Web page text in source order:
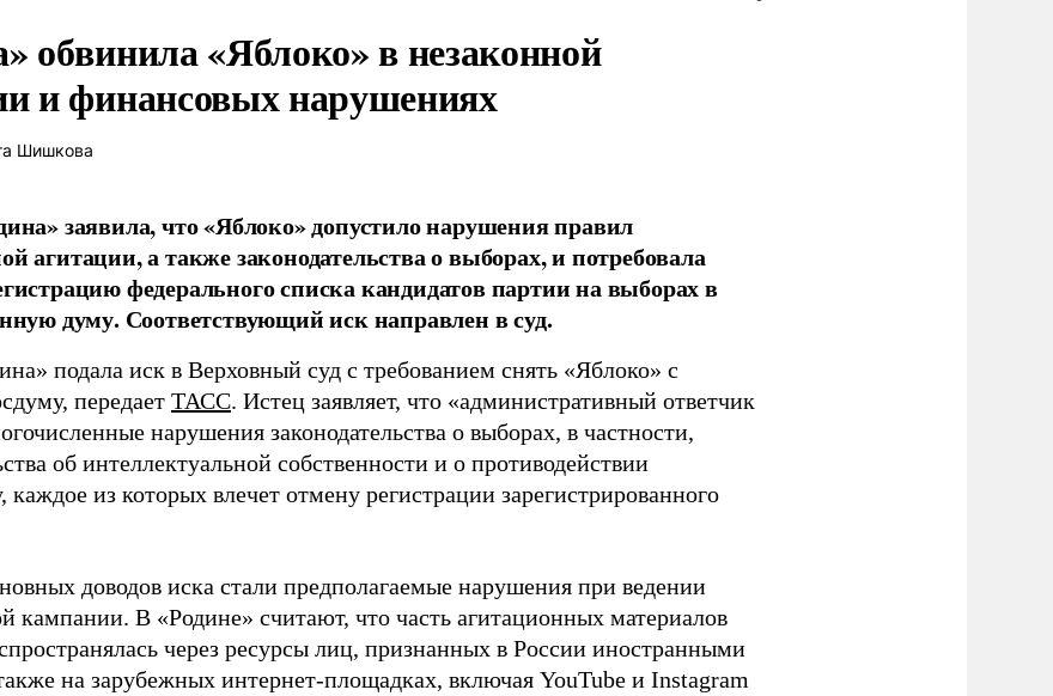
обвинила «Яблоко» в незаконной
и финансовых нарушениях
Шишкова
заявила, что «Яблоко» допустило нарушения правил
агитации, а также законодательства о выборах, и потребовала
федерального списка кандидатов партии на выборах в
думу. Соответствующий иск направлен в суд.
подала иск в Верховный суд с требованием снять «Яблоко» с
передает ТАСС. Истец заявляет, что «административный ответчик
нарушения законодательства о выборах, в частности,
об интеллектуальной собственности и о противодействии
каждое из которых влечет отмену регистрации зарегистрированного
доводов иска стали предполагаемые нарушения при ведении
кампании. В «Родине» считают, что часть агитационных материалов
через ресурсы лиц, признанных в России иностранными
на зарубежных интернет-площадках, включая YouTube и Instagram